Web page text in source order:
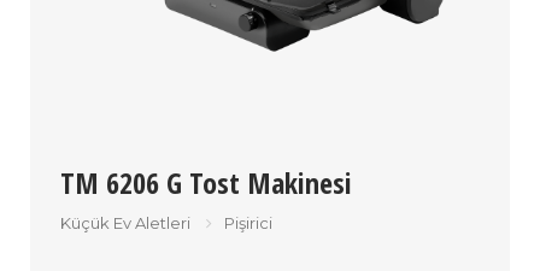
TM 6206 G Tost Makinesi
Küçük Ev Aletleri Pişirici